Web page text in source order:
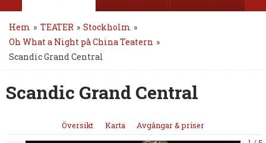
Hem » TEATER » Stockholm »
Oh What a Night på China Teatern »
Scandic Grand Central
Scandic Grand Central
Översikt Karta Avgångar & priser